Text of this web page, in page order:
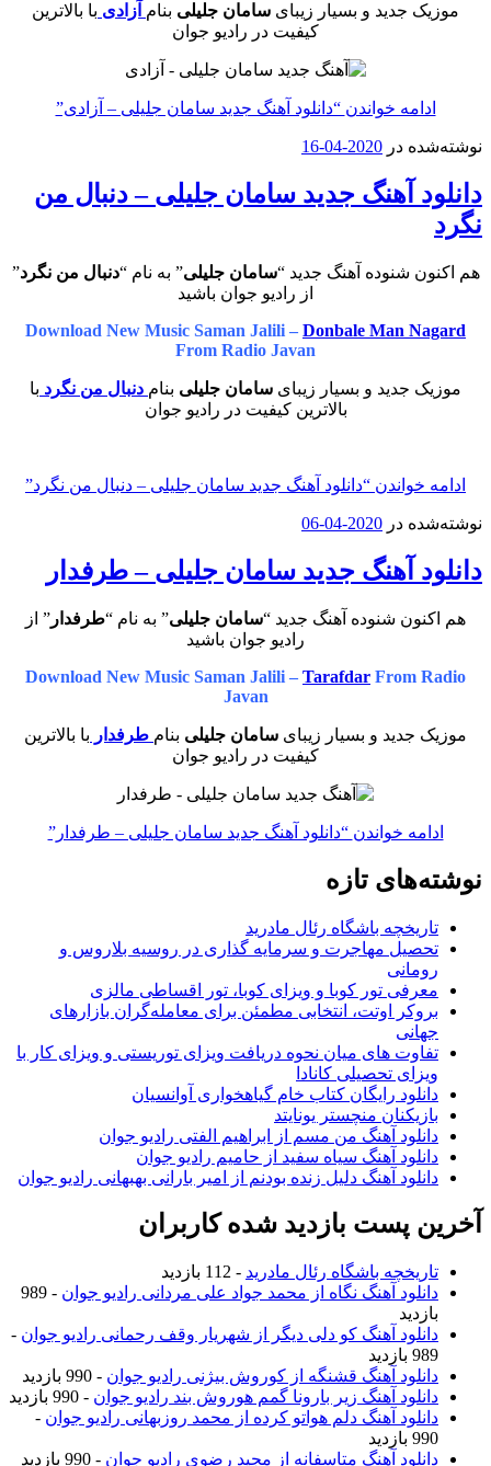
موزیک جدید و بسیار زیبای سامان جلیلی بنام آزادی با بالاترین
کیفیت در رادیو جوان
ادامه خواندن “دانلود آهنگ جدید سامان جلیلی – آزادی”
نوشته‌شده در 2020-04-16
دانلود آهنگ جدید سامان جلیلی – دنبال من
نگرد
هم اکنون شنوده آهنگ جدید “سامان جلیلی” به نام “دنبال من نگرد”
از رادیو جوان باشید
Download New Music Saman Jalili – Donbale Man Nagard
From Radio Javan
موزیک جدید و بسیار زیبای سامان جلیلی بنام دنبال من نگرد با
بالاترین کیفیت در رادیو جوان
ادامه خواندن “دانلود آهنگ جدید سامان جلیلی – دنبال من نگرد”
نوشته‌شده در 2020-04-06
دانلود آهنگ جدید سامان جلیلی – طرفدار
هم اکنون شنوده آهنگ جدید “سامان جلیلی” به نام “طرفدار ” از
رادیو جوان باشید
Download New Music Saman Jalili – Tarafdar From Radio
Javan
موزیک جدید و بسیار زیبای سامان جلیلی بنام طرفدار با بالاترین
کیفیت در رادیو جوان
ادامه خواندن “دانلود آهنگ جدید سامان جلیلی – طرفدار”
نوشته‌های تازه
تاریخچه باشگاه رئال مادرید
تحصیل مهاجرت و سرمایه گذاری در روسیه بلاروس و
رومانی
معرفی تور کوبا و ویزای کوبا، تور اقساطی مالزی
بروکر اوتت، انتخابی مطمئن برای معامله‌گران بازارهای
جهانی
تفاوت های میان نحوه دریافت ویزای توریستی و ویزای کار با
ویزای تحصیلی کانادا
دانلود رایگان کتاب خام گیاهخواری آوانسیان
بازیکنان منچستر یونایتد
دانلود آهنگ من مسم از ابراهیم الفتی رادیو جوان
دانلود آهنگ سیاه سفید از حامیم رادیو جوان
دانلود آهنگ دلیل زنده بودنم از امیر بارانی بهبهانی رادیو جوان
آخرین پست بازدید شده کاربران
تاریخچه باشگاه رئال مادرید - 112 بازدید
دانلود آهنگ نگاه از محمد جواد علی مردانی رادیو جوان
- 989
بازدید
دانلود آهنگ کو دلی دیگر از شهریار وقف رحمانی رادیو جوان -
989 بازدید
دانلود آهنگ قشنگه از کوروش بیژنی رادیو جوان - 990 بازدید
دانلود آهنگ زیر بارونا گمم هوروش بند رادیو جوان - 990 بازدید
دانلود آهنگ دلم هواتو کرده از محمد روزبهانی رادیو جوان -
990 بازدید
دانلود آهنگ متاسفانه از مجید رضوی رادیو جوان - 990 بازدید